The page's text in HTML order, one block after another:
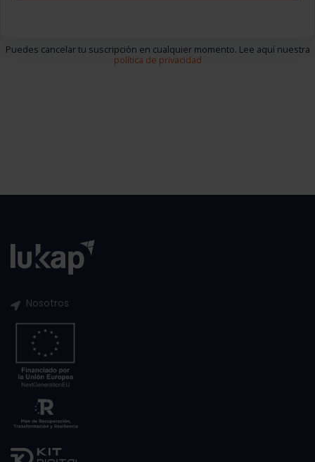
Puedes cancelar tu suscripción en cualquier momento. Lee aquí nuestra
política de privacidad
Nosotros